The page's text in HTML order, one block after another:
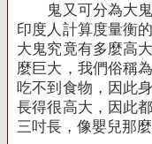
鬼又可分為大鬼
印度人計算度量衡
大鬼究竟有多麼高
麼巨大，我們俗稱
吃不到食物，因此
長得很高大，因此
三吋長，像嬰兒那麼